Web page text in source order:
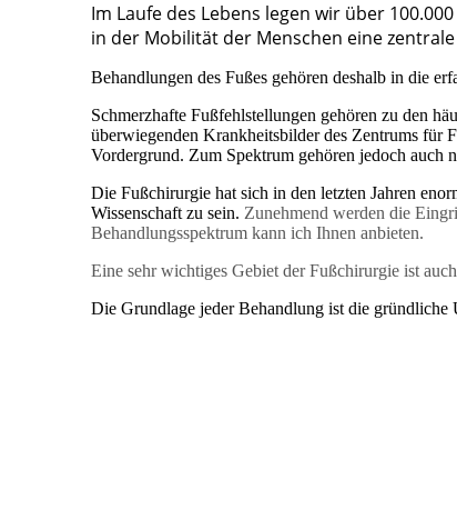
Im Laufe des Lebens legen wir über
in der Mobilität der Menschen eine zentrale
Behandlungen des Fußes gehören deshalb in die
Schmerzhafte Fußfehlstellungen gehören zu den
überwiegenden Krankheitsbilder des Zentrums für
Vordergrund. Zum Spektrum gehören jedoch
Die Fußchirurgie hat sich in den letzten Jahren
Wissenschaft zu sein. Zunehmend werden die
Behandlungsspektrum kann ich Ihnen anbieten.
Eine sehr wichtiges Gebiet der Fußchirurgie ist
Die Grundlage jeder Behandlung ist die gründliche